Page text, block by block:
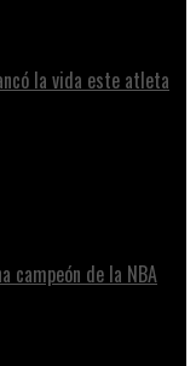
la vida este atleta
campeón de la NBA